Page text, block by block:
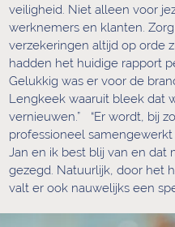
veiligheid. Niet alleen voor
werknemers en klanten.
verzekeringen altijd op orde
hadden het huidige rapport
Gelukkig was er voor de
Lengkeek waaruit bleek dat
vernieuwen.” “Er wordt, bij
professioneel
Jan en ik best blij van en
gezegd. Natuurlijk, door het
valt er ook nauwelijks een